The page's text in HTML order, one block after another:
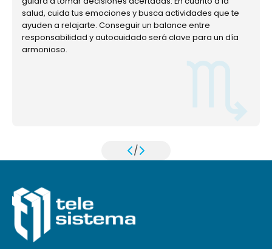
salud, cuida tus emociones y busca actividades que te
ayuden a relajarte. Conseguir un balance entre
responsabilidad y autocuidado será clave para un día
armonioso.
/